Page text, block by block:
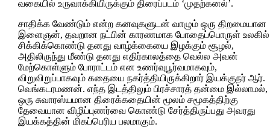
வகையில் உருவாக்கியிருக்கும் திரைப்படம் ‘முதற்கனல்’.
சாதிக்க வேண்டும் என்ற கனவுகளுடன் வாழும் ஒரு திறமையான
இளைஞன், தவறான நட்பின் காரணமாக போதைப்பொருள் உலகில்
சிக்கிக்கொண்டு தனது வாழ்க்கையை இழக்கும் சூழல்,
அதிலிருந்து மீண்டு தனது எதிர்காலத்தை வெல்ல அவன்
மேற்கொள்ளும் போராட்டம் என உணர்வுபூர்வமாகவும்,
விறுவிறுப்பாகவும் கதையை நகர்த்தியிருக்கிறார் இயக்குநர் ஆர்.
வெங்கடரமணன். எந்த இடத்திலும் பிரச்சாரத் தன்மை இல்லாமல்,
ஒரு சுவாரஸ்யமான திரைக்கதையின் மூலம் சமூகத்திற்கு
தேவையான விழிப்புணர்வை கொண்டு சேர்த்திருப்பது அவரது
இயக்கத்தின் மிகப்பெரிய பலமாகும்.